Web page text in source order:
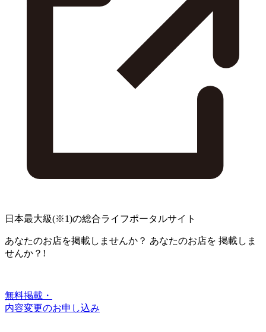
日本最大級(※1)の総合ライフポータルサイト
あなたのお店を掲載しませんか？ あなたのお店を 掲載しま
せんか？!
無料掲載・
内容変更のお申し込み